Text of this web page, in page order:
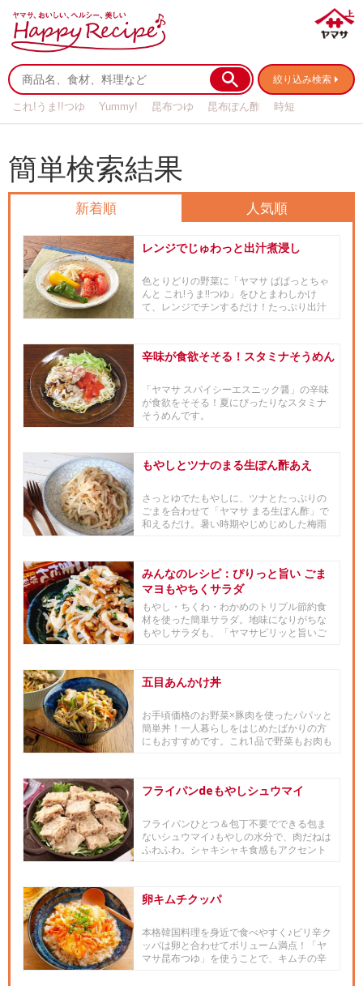
絞り込み検索
これ!うま!!つゆ Yummy! 昆布つゆ 昆布ぽん酢
時短
簡単検索結果
新着順 人気順
レンジでじゅわっと出汁煮浸し
色とりどりの野菜に「ヤマサ ぱぱっとちゃ
んと これ!うま!!つゆ」をひとまわしかけ
て、レンジでチンするだけ！たっぷり出汁
辛味が食欲そそる！スタミナそうめん
「ヤマサ スパイシーエスニック醤」の辛味
が食欲をそそる！夏にぴったりなスタミナ
そうめんです。
もやしとツナのまる生ぽん酢あえ
さっとゆでたもやしに、ツナとたっぷりの
ごまを合わせて「ヤマサ まる生ぽん酢」で
和えるだけ。暑い時期やじめじめした梅雨
みんなのレシピ：ぴりっと旨い ごま
マヨもやちくサラダ
もやし・ちくわ・わかめのトリプル節約食
材を使った簡単サラダ。地味になりがちな
もやしサラダも、「ヤマサピリッと旨いご
五目あんかけ丼
お手頃価格のお野菜×豚肉を使ったパパッと
簡単丼！一人暮らしをはじめたばかりの方
にもおすすめです。これ1品で野菜もお肉も
フライパンdeもやしシュウマイ
フライパンひとつ＆包丁不要でできる包ま
ないシュウマイ♪もやしの水分で、肉だねは
ふわふわ。シャキシャキ食感もアクセント
卵キムチクッパ
本格韓国料理を身近で食べやすく♪ピリ辛ク
ッパは卵と合わせてボリューム満点！「ヤ
マサ昆布つゆ」を使うことで、キムチの辛